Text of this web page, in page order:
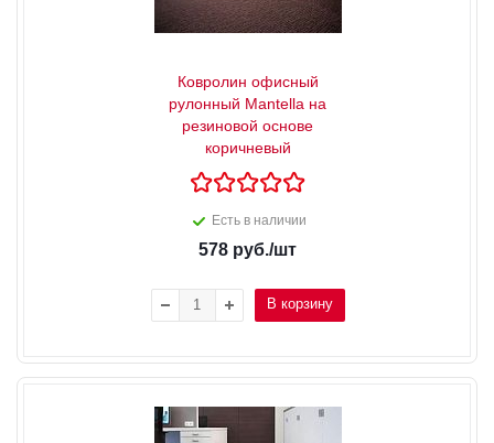
Ковролин офисный
рулонный Mantella на
резиновой основе
коричневый
Есть в наличии
578 руб./шт
В корзину